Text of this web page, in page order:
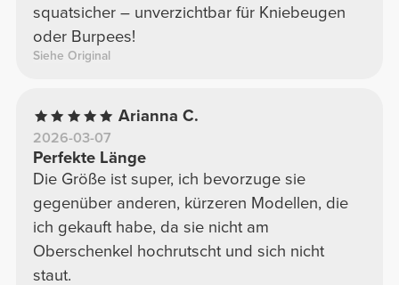
squatsicher – unverzichtbar für Kniebeugen
oder Burpees!
Siehe Original
Arianna C.
2026-03-07
Perfekte Länge
Die Größe ist super, ich bevorzuge sie
gegenüber anderen, kürzeren Modellen, die
ich gekauft habe, da sie nicht am
Oberschenkel hochrutscht und sich nicht
staut.